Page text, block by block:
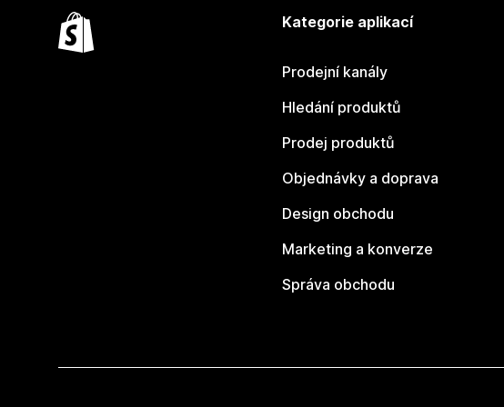
Kategorie aplikací
Prodejní kanály
Hledání produktů
Prodej produktů
Objednávky a doprava
Design obchodu
Marketing a konverze
Správa obchodu